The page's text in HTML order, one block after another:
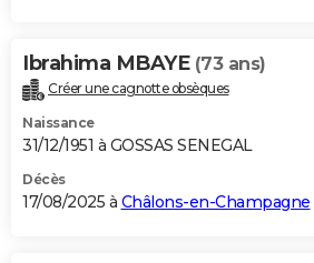
Ibrahima MBAYE (73 ans)
Créer une cagnotte obsèques
Naissance
31/12/1951 à GOSSAS SENEGAL
Décès
17/08/2025 à Châlons-en-Champagne